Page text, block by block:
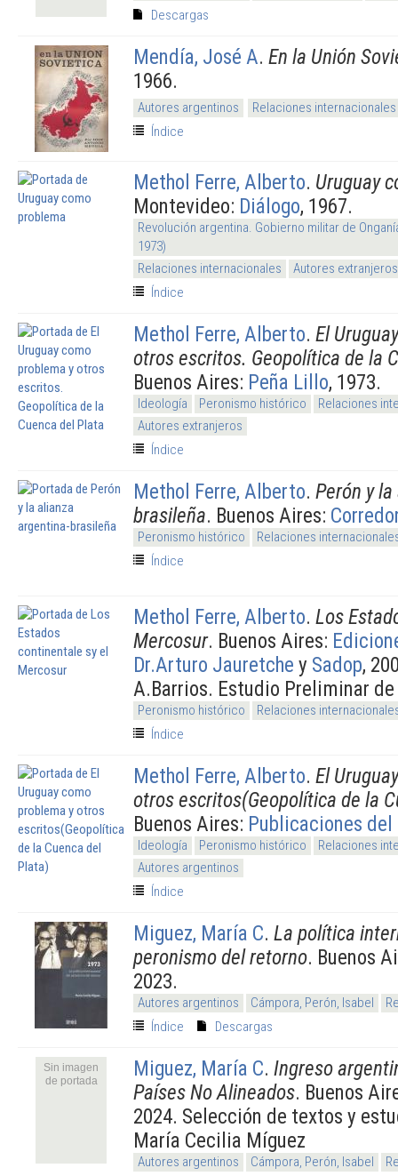
Descargas
Mendía, José A. En la Unión
1966.
Autores argentinos
Relaciones internacionales
Índice
Methol Ferre, Alberto. Uruguay
Montevideo: Diálogo, 1967.
Revolución argentina. Gobierno militar de
1973)
Relaciones internacionales
Autores extranjeros
Índice
Methol Ferre, Alberto. El
otros escritos. Geopolítica de la
Buenos Aires: Peña Lillo, 1973.
Ideología Peronismo histórico
Relaciones
Autores extranjeros
Índice
Methol Ferre, Alberto. Perón y
brasileña. Buenos Aires:
Peronismo histórico
Relaciones
Índice
Methol Ferre, Alberto. Los
Mercosur. Buenos Aires:
Dr.Arturo Jauretche y Sadop,
A.Barrios. Estudio Preliminar
Peronismo histórico
Relaciones
Índice
Methol Ferre, Alberto. El
otros escritos(Geopolítica de la
Buenos Aires: Publicaciones del
Ideología Peronismo histórico
Relaciones
Autores argentinos
Índice
Miguez, María C. La política
peronismo del retorno. Buenos
2023.
Autores argentinos Cámpora, Perón, Isabel
Índice
Descargas
Sin imagen
de portada
Miguez, María C. Ingreso
Países No Alineados. Buenos
2024. Selección de textos y
María Cecilia Míguez
Autores argentinos Cámpora, Perón, Isabel